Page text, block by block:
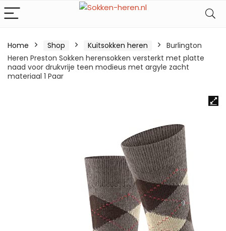
Home Shop Kuitsokken heren
Burlington
Heren Preston Sokken herensokken versterkt met platte
naad voor drukvrije teen modieus met argyle zacht
materiaal 1 Paar